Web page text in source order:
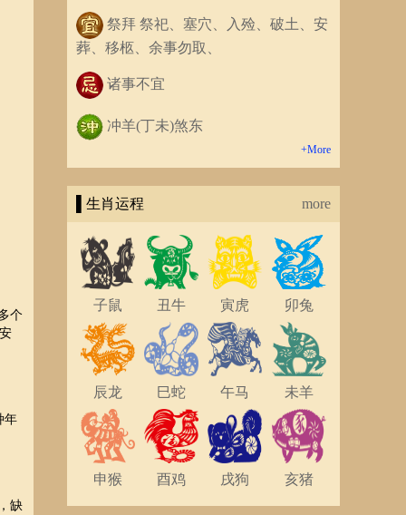
个
年
缺
祭拜 祭祀、塞穴、入殓、破土、安
葬、移柩、余事勿取、
诸事不宜
冲羊(丁未)煞东
+More
▌生肖运程 more
子鼠 丑牛 寅虎 卯兔
辰龙 巳蛇 午马 未羊
申猴 酉鸡 戌狗 亥猪